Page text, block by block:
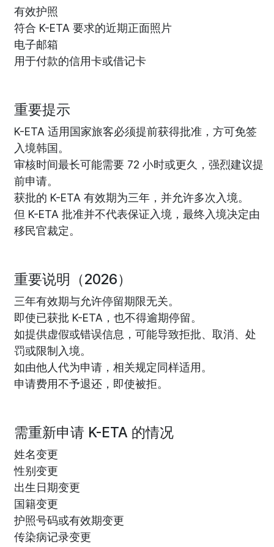
有效护照
符合 K-ETA 要求的近期正面照片
电子邮箱
用于付款的信用卡或借记卡
重要提示
K-ETA 适用国家旅客必须提前获得批准，方可免签
入境韩国。
审核时间最长可能需要 72 小时或更久，强烈建议提
前申请。
获批的 K-ETA 有效期为三年，并允许多次入境。
但 K-ETA 批准并不代表保证入境，最终入境决定由
移民官裁定。
重要说明（2026）
三年有效期与允许停留期限无关。
即使已获批 K-ETA，也不得逾期停留。
如提供虚假或错误信息，可能导致拒批、取消、处
罚或限制入境。
如由他人代为申请，相关规定同样适用。
申请费用不予退还，即使被拒。
需重新申请 K-ETA 的情况
姓名变更
性别变更
出生日期变更
国籍变更
护照号码或有效期变更
传染病记录变更